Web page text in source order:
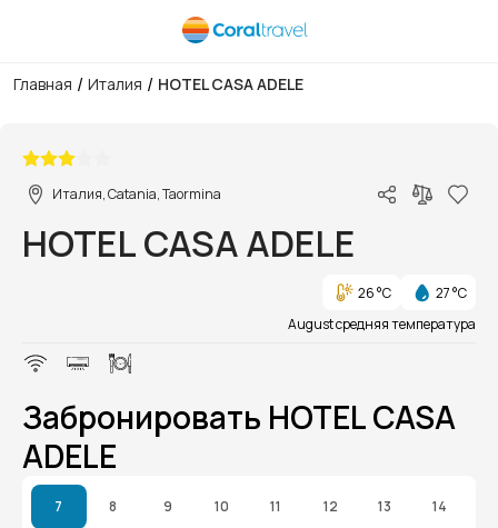
Главная / Италия / HOTEL CASA ADELE
Италия, Catania, Taormina
HOTEL CASA ADELE
26 °C
27 °C
August средняя температура
Забронировать HOTEL CASA
ADELE
7 8 9 10 11 12 13 14